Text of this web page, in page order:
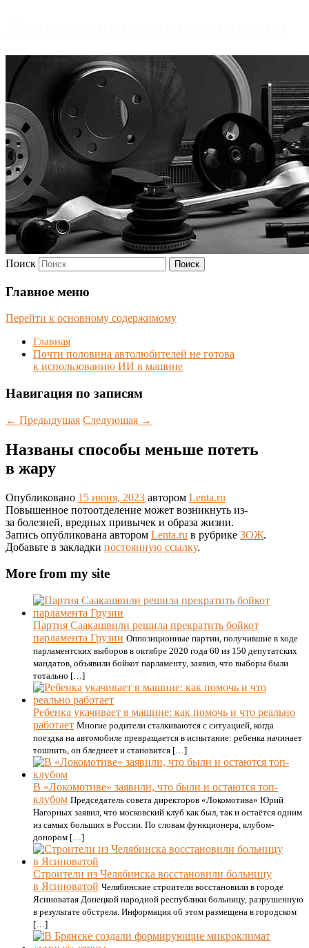
Поиск
Главное меню
Перейти к основному содержимому
Главная
Почти половина автолюбителей не готова
к использованию ИИ в машине
Навигация по записям
← Предыдущая Следующая →
Названы способы меньше потеть
в жару
Опубликовано 15 июня, 2023 автором Lenta.ru
Повышенное потоотделение может возникнуть из-
за болезней, вредных привычек и образа жизни.
Запись опубликована автором Lenta.ru в рубрике ЗОЖ.
Добавьте в закладки постоянную ссылку.
More from my site
Партия Саакашвили решила прекратить бойкот
парламента Грузии Оппозиционные партии, получившие в ходе
парламентских выборов в октябре 2020 года 60 из 150 депутатских
мандатов, объявили бойкот парламенту, заявив, что выборы были
тотально […]
Ребенка укачивает в машине: как помочь и что реально
работает Многие родители сталкиваются с ситуацией, когда
поездка на автомобиле превращается в испытание: ребенка начинает
тошнить, он бледнеет и становится […]
В «Локомотиве» заявили, что были и остаются топ-
клубом Председатель совета директоров «Локомотива» Юрий
Нагорных заявил, что московский клуб как был, так и остаётся одним
из самых больших в России. По словам функционера, клубом-
донором […]
Строители из Челябинска восстановили больницу
в Ясиноватой Челябинские строители восстановили в городе
Ясиноватая Донецкой народной республики больницу, разрушенную
в результате обстрела. Информация об этом размещена в городском
[…]